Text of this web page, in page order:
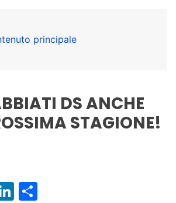
principale
DS ANCHE
STAGIONE!
LinkedIn